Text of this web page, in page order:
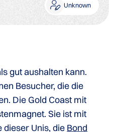
Unknown
gut aushalten kann.
Besucher, die die
Die Gold Coast mit
Sie ist mit
dieser Unis, die Bond